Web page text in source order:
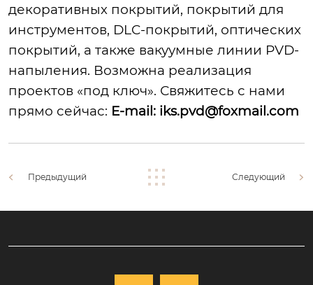
декоративных покрытий, покрытий для
инструментов, DLC-покрытий, оптических
покрытий, а также вакуумные линии PVD-
напыления. Возможна реализация
проектов «под ключ». Свяжитесь с нами
прямо сейчас: E-mail: iks.pvd@foxmail.com
Предыдущий Следующий